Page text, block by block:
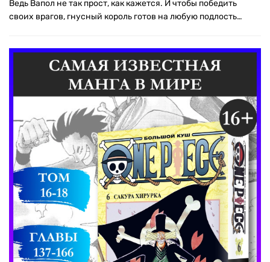
Ведь Вапол не так прост, как кажется. И чтобы победить
своих врагов, гнусный король готов на любую подлость…